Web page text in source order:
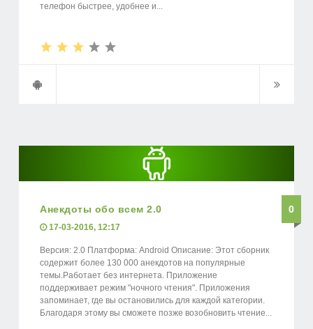
телефон быстрее, удобнее и...
Анекдоты обо всем 2.0 0
17-03-2016, 12:17
Версия: 2.0 Платформа: Android Описание: Этот сборник
содержит более 130 000 анекдотов на популярные
темы.Работает без интернета. Приложение
поддерживает режим "ночного чтения". Приложения
запоминает, где вы остановились для каждой категории.
Благодаря этому вы сможете позже возобновить чтение...